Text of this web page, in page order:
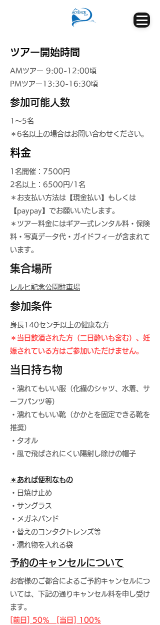
ツアー開始時間
AMツアー 9:00~12:00頃
PMツアー13:30~16:30頃
​参加可能人数
​1～5名
​＊6名以上の場合はお問い合わせください。
​料金
1名開催：7500円
​2名以上：6500円/1名
＊お支払い方法は【現金払い】もしくは
【paypay】でお願いいたします。
＊ツアー料金にはギア一式レンタル料・保険
料・写真データ代・ガイドフィーが含まれて
います。
​集合場所
​レルヒ記念公園駐車場
参加条件
身長140センチ以上の健康な方
＊当日飲酒された方（二日酔いも含む）、妊
娠されている方はご参加いただけません。
​当日持ち物
・濡れてもいい服（化繊のシャツ、水着、サ
ーフパンツ等）
・濡れてもいい靴（かかとを固定できる靴を
推奨）
・タオル
・風で飛ばされにくい陽射し除けの帽子
＊あれば便利なもの
・日焼け止め
・サングラス
・メガネバンド
​・替えのコンタクトレンズ等
・濡れ物を入れる袋
​予約のキャンセルについて
お客様のご都合によるご予約キャンセルにつ
いては、下記の通りキャンセル料を申し受け
ます。
[前日] 50％ [当日] 100％